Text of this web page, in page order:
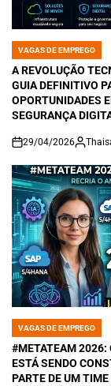
POSTED
IN
VAGAS DE EMPREGO
A REVOLUÇÃO
GUIA DEFINITIVO
OPORTUNIDADES
SEGURANÇA
on
29/04/2026
POSTED
IN
VAGAS DE EMPREGO
#METATEAM 2026:
ESTÁ SENDO
PARTE DE UM